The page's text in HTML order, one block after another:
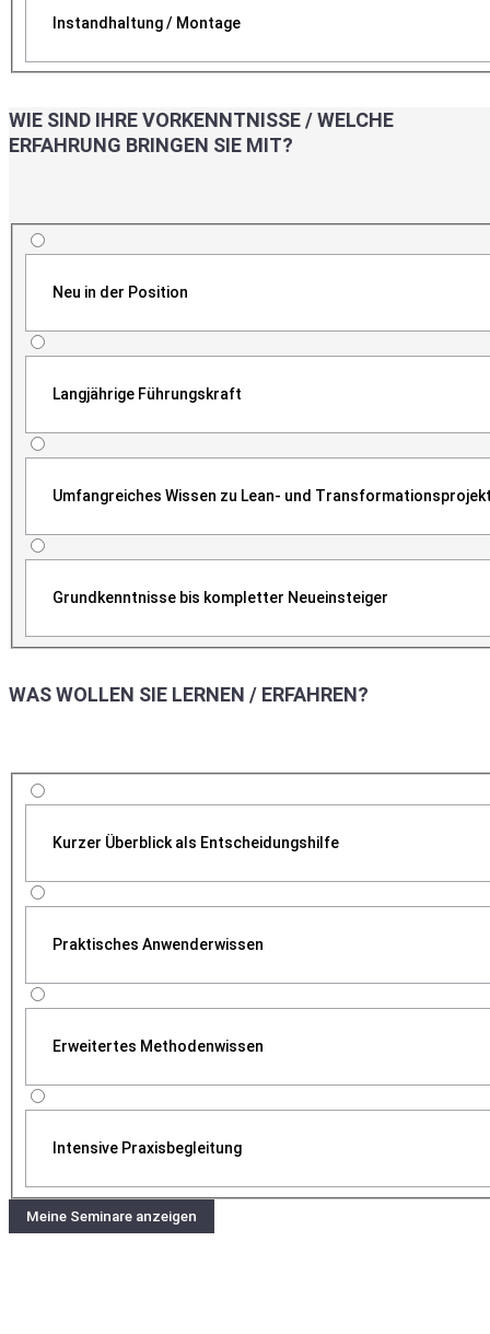
Instandhaltung / Montage
WIE SIND IHRE VORKENNTNISSE / WELCHE
ERFAHRUNG BRINGEN SIE MIT?
Neu in der Position
Langjährige Führungskraft
Umfangreiches Wissen zu Lean- und
Grundkenntnisse bis kompletter Neueinsteiger
WAS WOLLEN SIE LERNEN / ERFAHREN?
Kurzer Überblick als Entscheidungshilfe
Praktisches Anwenderwissen
Erweitertes Methodenwissen
Intensive Praxisbegleitung
Meine Seminare anzeigen